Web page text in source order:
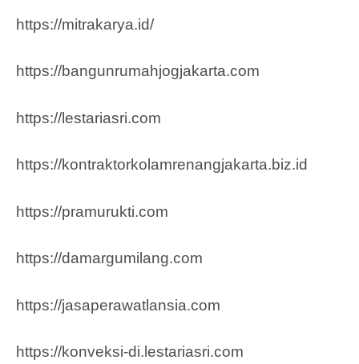
https://mitrakarya.id/
https://bangunrumahjogjakarta.com
https://lestariasri.com
https://kontraktorkolamrenangjakarta.biz.id
https://pramurukti.com
https://damargumilang.com
https://jasaperawatlansia.com
https://konveksi-di.lestariasri.com